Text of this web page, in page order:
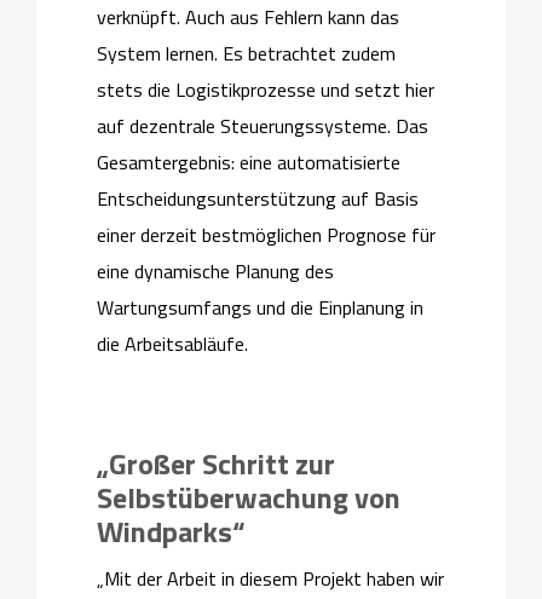
verknüpft. Auch aus Fehlern kann das
System lernen. Es betrachtet zudem
stets die Logistikprozesse und setzt hier
auf dezentrale Steuerungssysteme. Das
Gesamtergebnis: eine automatisierte
Entscheidungsunterstützung auf Basis
einer derzeit bestmöglichen Prognose für
eine dynamische Planung des
Wartungsumfangs und die Einplanung in
die Arbeitsabläufe.
„Großer Schritt zur
Selbstüberwachung von
Windparks“
„Mit der Arbeit in diesem Projekt haben wir